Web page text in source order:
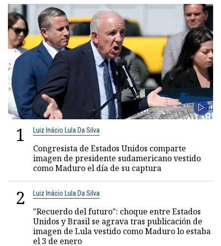
1 Luiz Inácio Lula Da Silva
Congresista de Estados Unidos comparte
imagen de presidente sudamericano vestido
como Maduro el día de su captura
2 Luiz Inácio Lula Da Silva
"Recuerdo del futuro": choque entre Estados
Unidos y Brasil se agrava tras publicación de
imagen de Lula vestido como Maduro lo estaba
el 3 de enero